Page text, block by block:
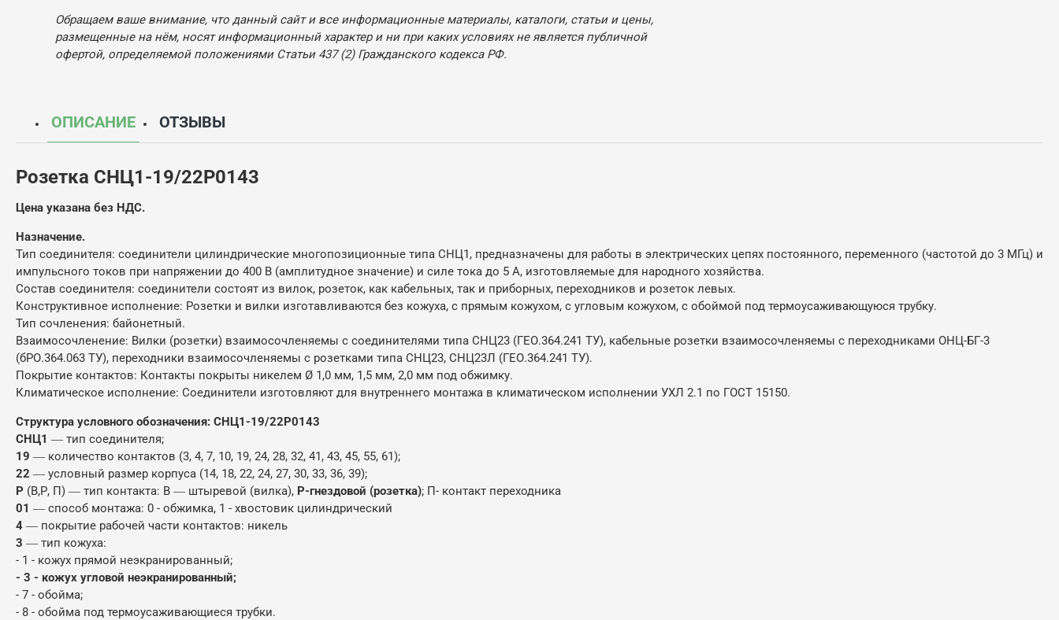
Обращаем ваше внимание, что данный сайт и все информационные материалы, каталоги, статьи и цены,
размещенные на нём, носят информационный характер и ни при каких условиях не является публичной
офертой, определяемой положениями Статьи 437 (2) Гражданского кодекса РФ.
ОПИСАНИЕ ОТЗЫВЫ
Розетка СНЦ1-19/22Р0143
Цена указана без НДС.
Назначение.
Тип соединителя: соединители цилиндрические многопозиционные типа СНЦ1, предназначены для работы в электрических цепях постоянного, переменного (частотой до 3 МГц) и
импульсного токов при напряжении до 400 В (амплитудное значение) и силе тока до 5 А, изготовляемые для народного хозяйства.
Состав соединителя: соединители состоят из вилок, розеток, как кабельных, так и приборных, переходников и розеток левых.
Конструктивное исполнение: Розетки и вилки изготавливаются без кожуха, с прямым кожухом, с угловым кожухом, с обоймой под термоусаживающуюся трубку.
Тип сочленения: байонетный.
Взаимосочленение: Вилки (розетки) взаимосочленяемы с соединителями типа СНЦ23 (ГЕО.364.241 ТУ), кабельные розетки взаимосочленяемы с переходниками ОНЦ-БГ-3
(бРО.364.063 ТУ), переходники взаимосочленяемы с розетками типа СНЦ23, СНЦ23Л (ГЕО.364.241 ТУ).
Покрытие контактов: Контакты покрыты никелем Ø 1,0 мм, 1,5 мм, 2,0 мм под обжимку.
Климатическое исполнение: Соединители изготовляют для внутреннего монтажа в климатическом исполнении УХЛ 2.1 по ГОСТ 15150.
Структура условного обозначения: СНЦ1-19/22Р0143
СНЦ1 ― тип соединителя;
19 ― количество контактов (3, 4, 7, 10, 19, 24, 28, 32, 41, 43, 45, 55, 61);
22 ― условный размер корпуса (14, 18, 22, 24, 27, 30, 33, 36, 39);
Р (В,Р, П) ― тип контакта: В ― штыревой (вилка), Р-гнездовой (розетка); П- контакт переходника
01 ― способ монтажа: 0 - обжимка, 1 - хвостовик цилиндрический
4 ― покрытие рабочей части контактов: никель
3 ― тип кожуха:
- 1 - кожух прямой неэкранированный;
- 3 - кожух угловой неэкранированный;
- 7 - обойма;
- 8 - обойма под термоусаживающиеся трубки.